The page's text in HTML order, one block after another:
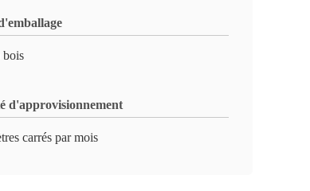
bois
d'approvisionnement
carrés par mois